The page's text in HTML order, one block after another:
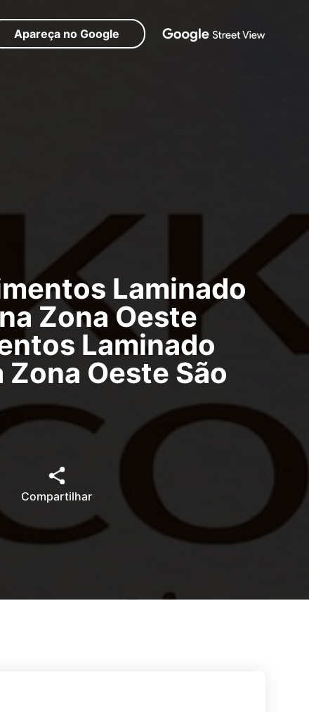
Apareça no Google
Laminado
Zona Oeste
Laminado
Oeste São
Compartilhar